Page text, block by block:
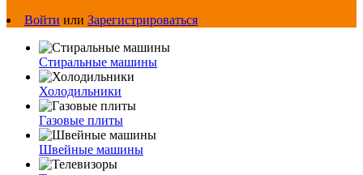
Войти или Зарегистрироваться
Стиральные машины
Холодильники
Газовые плиты
Швейные машины